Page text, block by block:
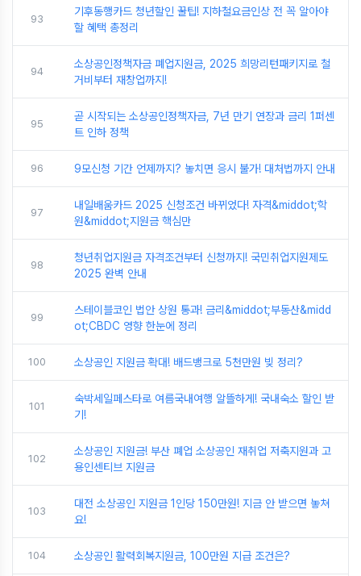
93
기후동행카드 청년할인 꿀팁! 지하철요금인상 전 꼭 알아야
할 혜택 총정리
94
소상공인정책자금 폐업지원금, 2025 희망리턴패키지로 철
거비부터 재창업까지!
95
곧 시작되는 소상공인정책자금, 7년 만기 연장과 금리 1퍼센
트 인하 정책
96 9모신청 기간 언제까지? 놓치면 응시 불가! 대처법까지 안내
97
내일배움카드 2025 신청조건 바뀌었다! 자격&middot;학
원&middot;지원금 핵심만
98
청년취업지원금 자격조건부터 신청까지! 국민취업지원제도
2025 완벽 안내
99
스테이블코인 법안 상원 통과! 금리&middot;부동산&midd
ot;CBDC 영향 한눈에 정리
100 소상공인 지원금 확대! 배드뱅크로 5천만원 빚 정리?
101
숙박세일페스타로 여름국내여행 알뜰하게! 국내숙소 할인 받
기!
102
소상공인 지원금! 부산 폐업 소상공인 재취업 저축지원과 고
용인센티브 지원금
103
대전 소상공인 지원금 1인당 150만원! 지금 안 받으면 놓쳐
요!
104 소상공인 활력회복지원금, 100만원 지급 조건은?